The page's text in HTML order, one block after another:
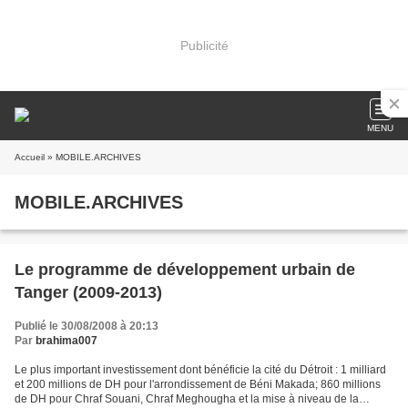
Publicité
MENU
Accueil » MOBILE.ARCHIVES
MOBILE.ARCHIVES
Le programme de développement urbain de
Tanger (2009-2013)
Publié le 30/08/2008 à 20:13
Par brahima007
Le plus important investissement dont bénéficie la cité du Détroit : 1 milliard
et 200 millions de DH pour l'arrondissement de Béni Makada; 860 millions
de DH pour Chraf Souani, Chraf Meghougha et la mise à niveau de la